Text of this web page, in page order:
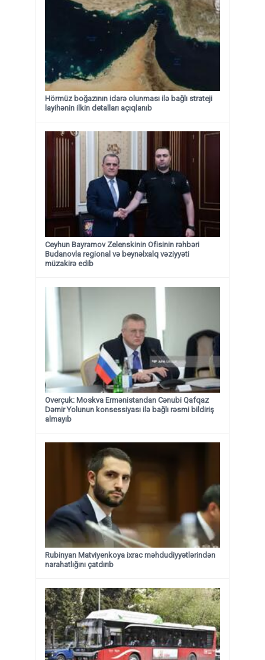
Hörmüz boğazının idarə olunması ilə bağlı strateji
layihənin ilkin detalları açıqlanıb
Ceyhun Bayramov Zelenskinin Ofisinin rəhbəri
Budanovla regional və beynəlxalq vəziyyəti
müzakirə edib
Overçuk: Moskva Ermənistandan Cənubi Qafqaz
Dəmir Yolunun konsessiyası ilə bağlı rəsmi bildiriş
almayıb
Rubinyan Matviyenkoya ixrac məhdudiyyətlərindən
narahatlığını çatdırıb